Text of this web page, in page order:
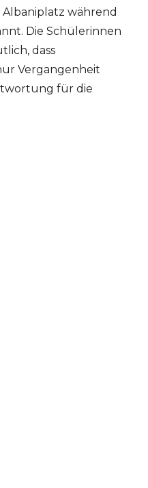
während
Die Schülerinnen
dass
Vergangenheit
für die